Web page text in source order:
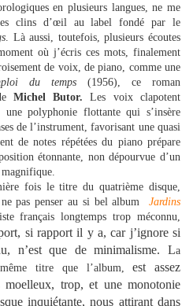
en plusieurs langues, ne me
clins d’œil au label fondé par le
. Là aussi, toutefois, plusieurs écoutes
où j’écris ces mots, finalement
de voix, de piano, comme une
du temps (1956), ce roman
Michel Butor. Les voix clapotent
polyphonie flottante qui s’insère
de l’instrument, favorisant une quasi
de notes répétées du piano prépare
étonnante, non dépourvue d’un
fois le titre du quatrième disque,
pas penser au si bel albumJardins
français longtemps trop méconnu,
si rapport il y a, car j’ignore si
n’est que de minimalisme. La
titre que l’album,est assez
moelleux, trop, et une monotonie
inquiétante, nous attirant dans